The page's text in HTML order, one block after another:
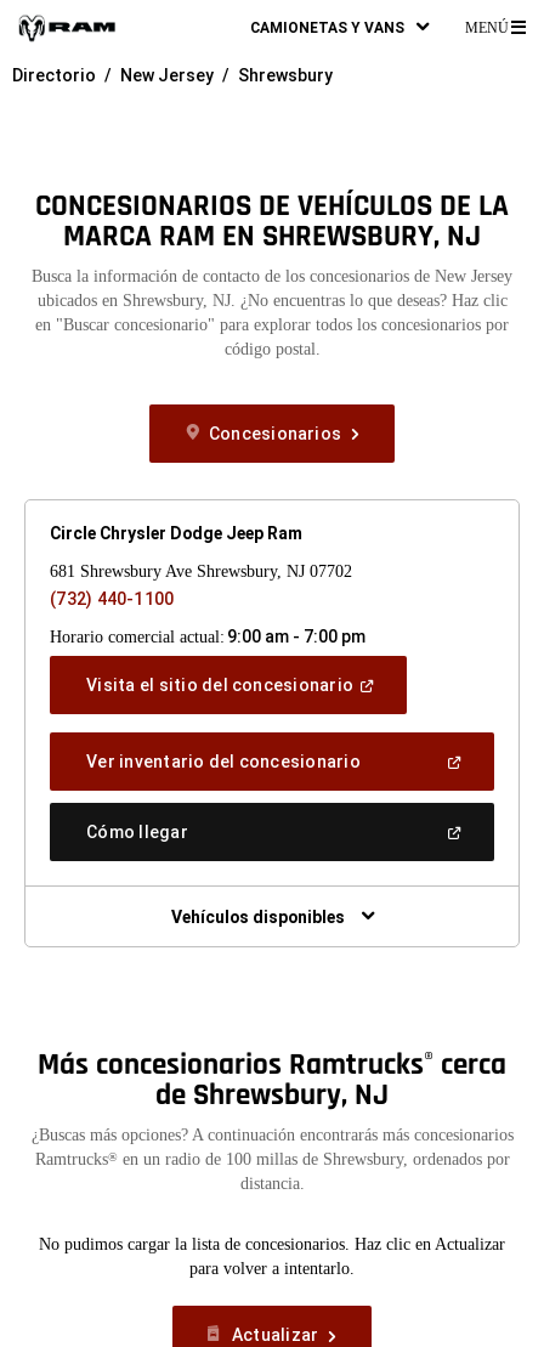
CAMIONETAS Y VANS MENÚ
Directorio New Jersey Shrewsbury
CONCESIONARIOS DE VEHÍCULOS DE LA
MARCA RAM EN SHREWSBURY, NJ
Busca la información de contacto de los concesionarios de New Jersey
ubicados en Shrewsbury, NJ. ¿No encuentras lo que deseas? Haz clic
en "Buscar concesionario" para explorar todos los concesionarios por
código postal.
Concesionarios
Circle Chrysler Dodge Jeep Ram
681 Shrewsbury Ave Shrewsbury, NJ 07702
(732) 440-1100
Horario comercial actual: 9:00 am - 7:00 pm
Visita el sitio del concesionario (Abrir
nueva)
Ver inventario del concesionario
una
Cómo llegar(Abrir
ventana
nueva)
Vehículos disponibles
Más concesionarios Ramtrucks® cerca
de Shrewsbury, NJ
¿Buscas más opciones? A continuación encontrarás más concesionarios
Ramtrucks® en un radio de 100 millas de Shrewsbury, ordenados por
distancia.
No pudimos cargar la lista de concesionarios. Haz clic en Actualizar
para volver a intentarlo.
Actualizar